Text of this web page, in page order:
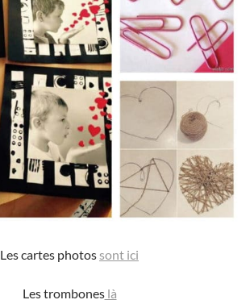
Les cartes photos sont ici
Les tromboneslà